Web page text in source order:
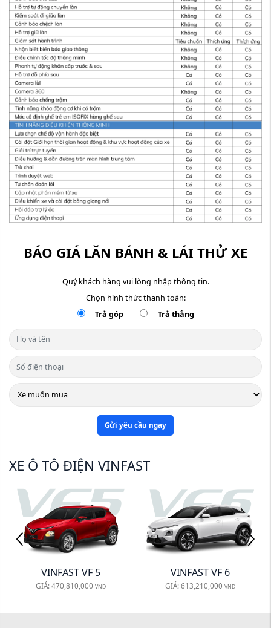
BÁO GIÁ LĂN BÁNH & LÁI THỬ XE
Quý khách hàng vui lòng nhập thông tin.
Chọn hình thức thanh toán:
Trả góp
Trả thẳng
Gửi yêu cầu ngay
XE Ô TÔ ĐIỆN VINFAST
VINFAST VF 6
GIÁ:613,210,000 VND
VINFAST VF 8
GIÁ:866,150,000 VND